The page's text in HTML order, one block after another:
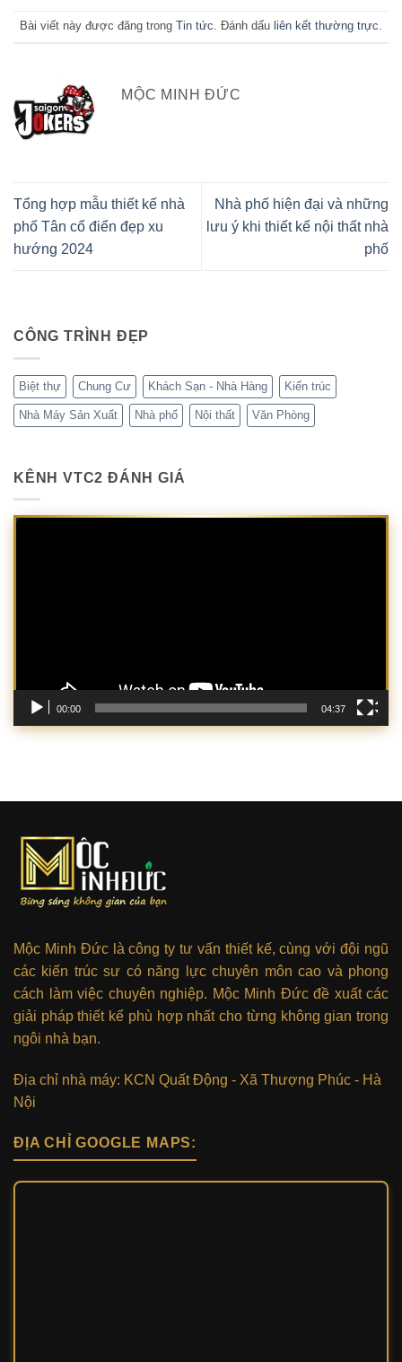
Bài viết này được đăng trong Tin tức . Đánh dấu liên kết thường trực
MỘC MINH ĐỨC
Tổng hợp mẫu thiết kế nhà
phố Tân cổ điển đẹp xu
hướng 2024
Nhà phố hiện đại và những
lưu ý khi thiết kế nội thất nhà
phố
CÔNG TRÌNH ĐẸP
Biệt thự Chung Cư Khách Sạn - Nhà Hàng Kiến trúc
Nhà Máy Sản Xuất Nhà phố Nội thất Văn Phòng
KÊNH VTC2 ĐÁNH GIÁ
Trình
00:00 04:37
Mộc Minh Đức là công ty tư vấn thiết kế, cùng với đội ngũ
các kiến trúc sư có năng lực chuyên môn cao và phong
cách làm việc chuyên nghiệp. Mộc Minh Đức đề xuất các
giải pháp thiết kế phù hợp nhất cho từng không gian trong
ngôi nhà bạn.
Địa chỉ nhà máy: KCN Quất Động - Xã Thượng Phúc - Hà
Nội
ĐỊA CHỈ GOOGLE MAPS: